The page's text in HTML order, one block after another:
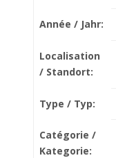
Année / Jahr:
Localisation
/ Standort:
Type / Typ:
Catégorie /
Kategorie: